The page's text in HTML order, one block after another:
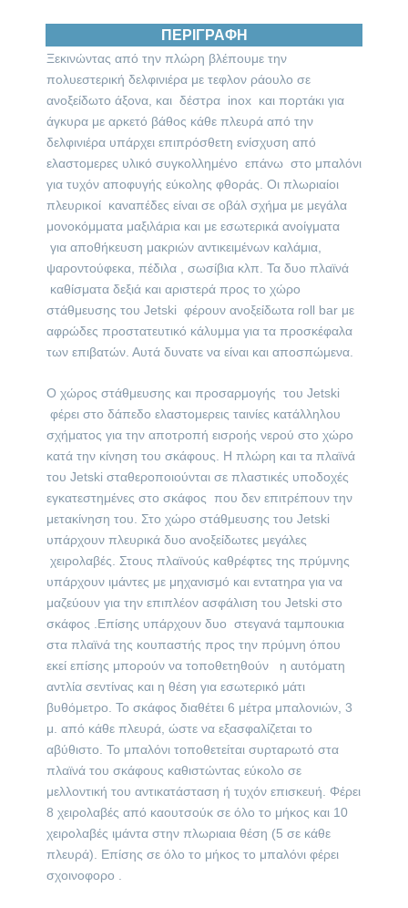
ΠΕΡΙΓΡΑΦΗ
Ξεκινώντας από την πλώρη βλέπουμε την
πολυεστερική δελφινιέρα με τεφλον ράουλο σε
ανοξείδωτο άξονα, και δέστρα inox και πορτάκι για
άγκυρα με αρκετό βάθος κάθε πλευρά από την
δελφινιέρα υπάρχει επιπρόσθετη ενίσχυση από
ελαστομερες υλικό συγκολλημένο επάνω στο μπαλόνι
για τυχόν αποφυγής εύκολης φθοράς. Οι πλωριαίοι
πλευρικοί καναπέδες είναι σε οβάλ σχήμα με μεγάλα
μονοκόμματα μαξιλάρια και με εσωτερικά ανοίγματα
για αποθήκευση μακριών αντικειμένων καλάμια,
ψαροντούφεκα, πέδιλα , σωσίβια κλπ. Τα δυο πλαϊνά
καθίσματα δεξιά και αριστερά προς το χώρο
στάθμευσης του Jetski φέρουν ανοξείδωτα roll bar με
αφρώδες προστατευτικό κάλυμμα για τα προσκέφαλα
των επιβατών. Αυτά δυνατε να είναι και αποσπώμενα.
Ο χώρος στάθμευσης και προσαρμογής του Jetski
φέρει στο δάπεδο ελαστομερεις ταινίες κατάλληλου
σχήματος για την αποτροπή εισροής νερού στο χώρο
κατά την κίνηση του σκάφους. Η πλώρη και τα πλαϊνά
του Jetski σταθεροποιούνται σε πλαστικές υποδοχές
εγκατεστημένες στο σκάφος που δεν επιτρέπουν την
μετακίνηση του. Στο χώρο στάθμευσης του Jetski
υπάρχουν πλευρικά δυο ανοξείδωτες μεγάλες
χειρολαβές. Στους πλαϊνούς καθρέφτες της πρύμνης
υπάρχουν ιμάντες με μηχανισμό και εντατηρα για να
μαζεύουν για την επιπλέον ασφάλιση του Jetski στο
σκάφος .Επίσης υπάρχουν δυο στεγανά ταμπουκια
στα πλαϊνά της κουπαστής προς την πρύμνη όπου
εκεί επίσης μπορούν να τοποθετηθούν η αυτόματη
αντλία σεντίνας και η θέση για εσωτερικό μάτι
βυθόμετρο. Το σκάφος διαθέτει 6 μέτρα μπαλονιών, 3
μ. από κάθε πλευρά, ώστε να εξασφαλίζεται το
αβύθιστο. Το μπαλόνι τοποθετείται συρταρωτό στα
πλαϊνά του σκάφους καθιστώντας εύκολο σε
μελλοντική του αντικατάσταση ή τυχόν επισκευή. Φέρει
8 χειρολαβές από καουτσούκ σε όλο το μήκος και 10
χειρολαβές ιμάντα στην πλωριαια θέση (5 σε κάθε
πλευρά). Επίσης σε όλο το μήκος το μπαλόνι φέρει
σχοινοφορο .